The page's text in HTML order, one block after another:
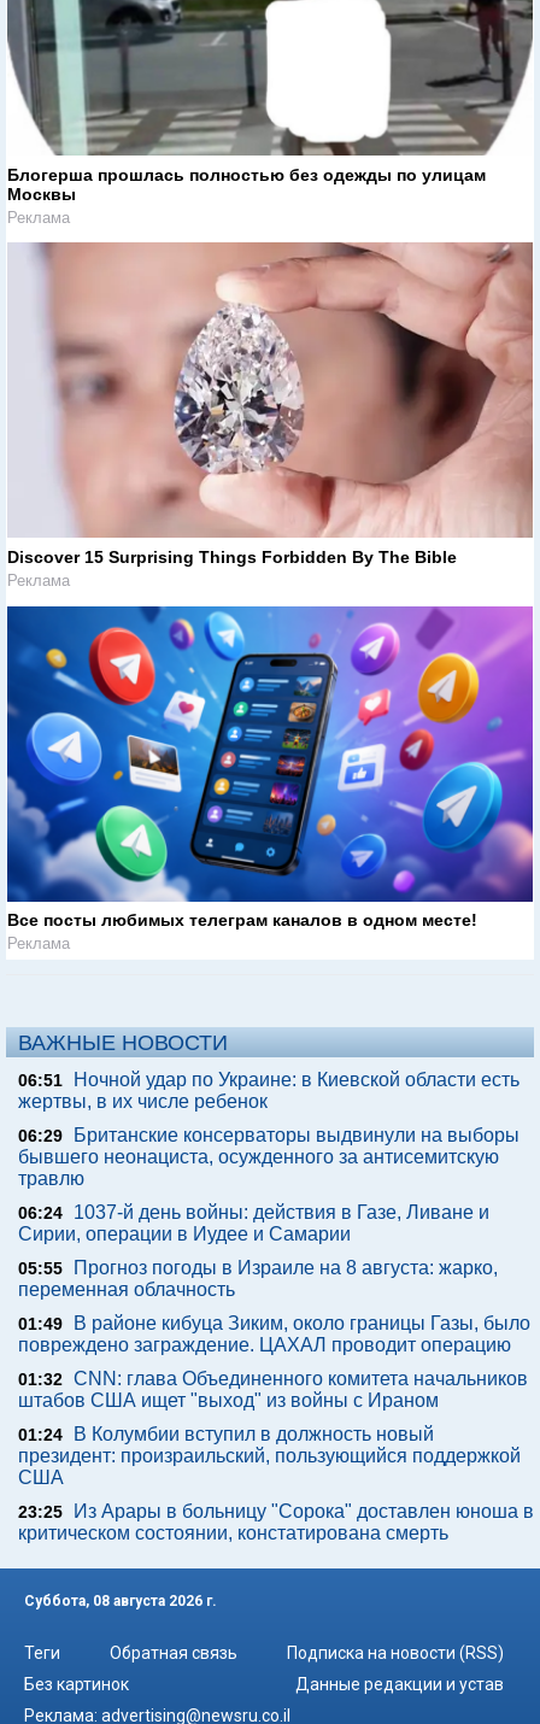
Блогерша прошлась полностью без одежды по улицам
Москвы
Реклама
Discover 15 Surprising Things Forbidden By The Bible
Реклама
Все посты любимых телеграм каналов в одном месте!
Реклама
ВАЖНЫЕ НОВОСТИ
06:51
Ночной удар по Украине: в Киевской области есть
жертвы, в их числе ребенок
06:29
Британские консерваторы выдвинули на выборы
бывшего неонациста, осужденного за антисемитскую
травлю
06:24
1037-й день войны: действия в Газе, Ливане и
Сирии, операции в Иудее и Самарии
05:55
Прогноз погоды в Израиле на 8 августа: жарко,
переменная облачность
01:49
В районе кибуца Зиким, около границы Газы, было
повреждено заграждение. ЦАХАЛ проводит операцию
01:32 CNN: глава Объединенного комитета начальников
штабов США ищет "выход" из войны с Ираном
01:24
В Колумбии вступил в должность новый
президент: произраильский, пользующийся поддержкой
США
23:25
Из Арары в больницу "Сорока" доставлен юноша в
критическом состоянии, констатирована смерть
Суббота, 08 августа 2026 г.
Теги Обратная связь
Подписка на новости (RSS)
Без картинок
Данные редакции и устав
Реклама: advertising@newsru.co.il